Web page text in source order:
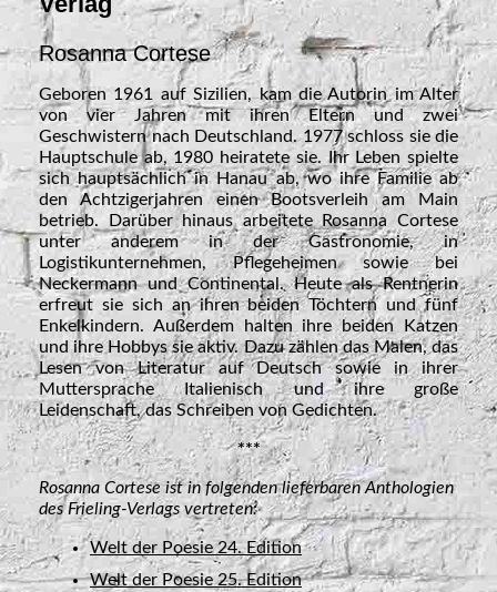
Rosanna Cortese
Geboren 1961 auf Sizilien, kam die Autorin im Alter
von vier Jahren mit ihren Eltern und zwei
Geschwistern nach Deutschland. 1977 schloss sie die
Hauptschule ab, 1980 heiratete sie. Ihr Leben spielte
sich hauptsächlich in Hanau ab, wo ihre Familie ab
den Achtzigerjahren einen Bootsverleih am Main
betrieb. Darüber hinaus arbeitete Rosanna Cortese
unter anderem in der Gastronomie, in
Logistikunternehmen, Pflegeheimen sowie bei
Neckermann und Continental. Heute als Rentnerin
erfreut sie sich an ihren beiden Töchtern und fünf
Enkelkindern. Außerdem halten ihre beiden Katzen
und ihre Hobbys sie aktiv. Dazu zählen das Malen, das
Lesen von Literatur auf Deutsch sowie in ihrer
Muttersprache Italienisch und ihre große
Leidenschaft, das Schreiben von Gedichten.
***
Rosanna Cortese ist in folgenden lieferbaren Anthologien
des Frieling-Verlags vertreten:
Welt der Poesie 24. Edition
Welt der Poesie 25. Edition